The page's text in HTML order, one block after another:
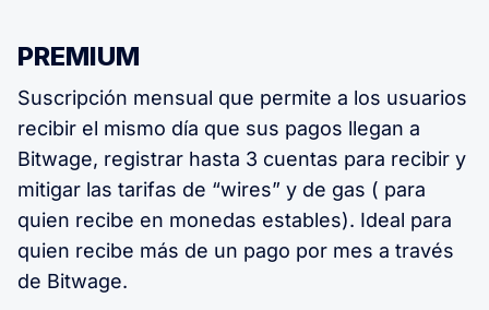
PREMIUM
Suscripción mensual que permite a los usuarios
recibir el mismo día que sus pagos llegan a
Bitwage, registrar hasta 3 cuentas para recibir y
mitigar las tarifas de “wires” y de gas ( para
quien recibe en monedas estables). Ideal para
quien recibe más de un pago por mes a través
de Bitwage.